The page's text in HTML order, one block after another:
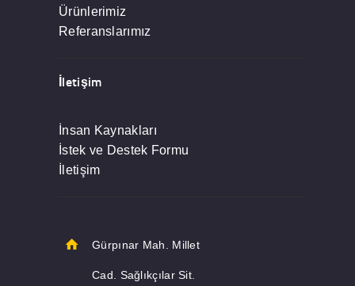
Ürünlerimiz
Referanslarımız
İletişim
İnsan Kaynakları
İstek ve Destek Formu
İletişim
Gürpınar Mah. Millet
Cad. Sağlıkçılar Sit.